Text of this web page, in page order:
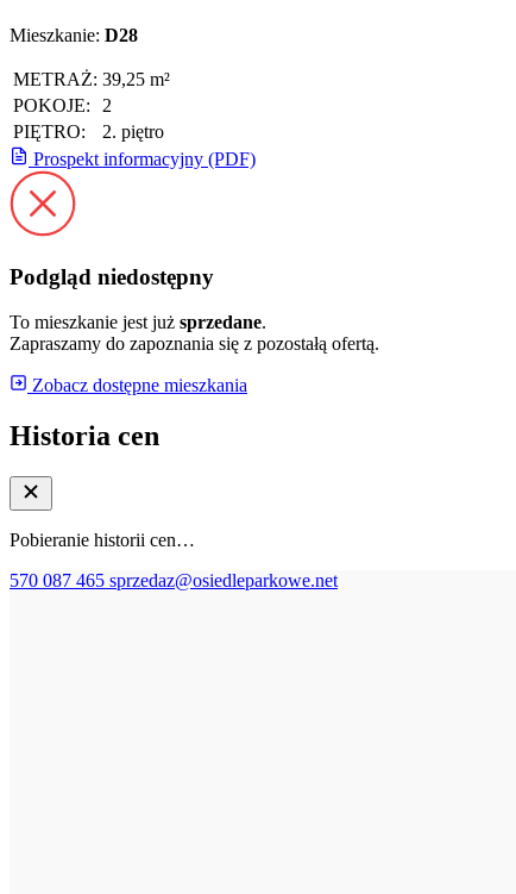
Mieszkanie: D28
METRAŻ: 39,25 m²
POKOJE:
2
PIĘTRO:
2. piętro
Prospekt informacyjny (PDF)
Podgląd niedostępny
To mieszkanie jest już sprzedane.
Zapraszamy do zapoznania się z pozostałą ofertą.
Zobacz dostępne mieszkania
Historia cen
Pobieranie historii cen…
570 087 465 sprzedaz@osiedleparkowe.net